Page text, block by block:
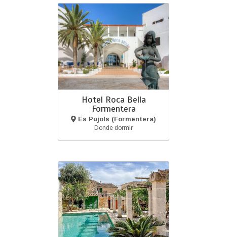
Hotel Roca Bella
Formentera
Es Pujols (Formentera)
Donde dormir